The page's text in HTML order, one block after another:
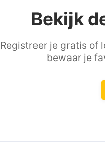
Bekijk
Registreer je gratis of
bewaar je